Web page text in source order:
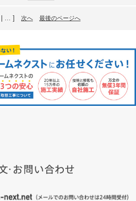
| … ] 次へ 最後のページへ